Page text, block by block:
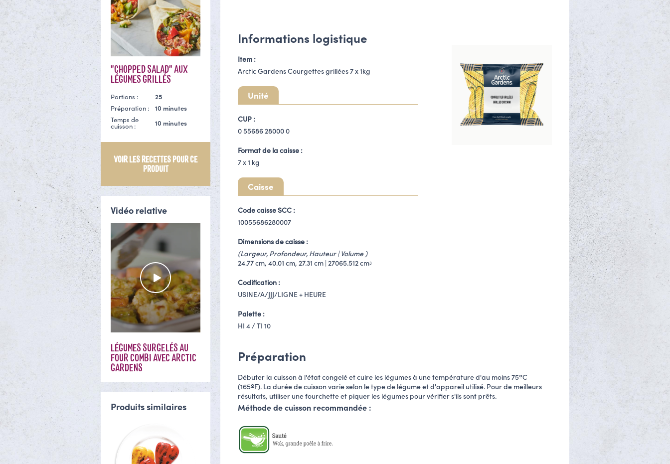
"CHOPPED SALAD" AUX
LÉGUMES GRILLÉS
Portions :
25
Préparation :
10 minutes
Temps de
cuisson : 10 minutes
VOIR LES RECETTES POUR CE
PRODUIT
Vidéo relative
LÉGUMES SURGELÉS AU
FOUR COMBI AVEC ARCTIC
GARDENS
Produits similaires
Informations logistique
Item :
Arctic Gardens Courgettes grillées 7 x 1kg
Unité
CUP :
0 55686 28000 0
Format de la caisse :
7 x1 kg
Caisse
Code caisse SCC :
10055686280007
Dimensions de caisse :
(Largeur, Profondeur, Hauteur | Volume )
24.77 cm, 40.01 cm, 27.31 cm | 27065.512 cm3
Codification :
USINE/A/JJJ/LIGNE + HEURE
Palette :
HI 4 / TI 10
Préparation
Débuter la cuisson à l'état congelé et cuire les légumes à une température d'au moins 75ºC
(165ºF). La durée de cuisson varie selon le type de légume et d'appareil utilisé. Pour de meilleurs
résultats, utiliser une fourchette et piquer les légumes pour vérifier s'ils sont prêts.
Méthode de cuisson recommandée :